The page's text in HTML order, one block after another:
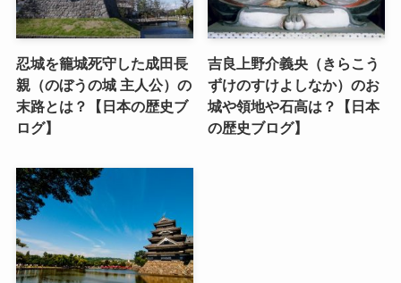
忍城を籠城死守した成田長
親（のぼうの城 主人公）の
末路とは？【日本の歴史ブ
ログ】
吉良上野介義央（きらこう
ずけのすけよしなか）のお
城や領地や石高は？【日本
の歴史ブログ】